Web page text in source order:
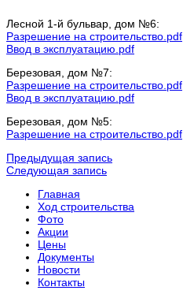
Лесной 1-й бульвар, дом №6:
Разрешение на строительство.pdf
Ввод в эксплуатацию.pdf
Березовая, дом №7:
Разрешение на строительство.pdf
Ввод в эксплуатацию.pdf
Березовая, дом №5:
Разрешение на строительство.pdf
Предыдущая запись
Следующая запись
Главная
Ход строительства
Фото
Акции
Цены
Документы
Новости
Контакты